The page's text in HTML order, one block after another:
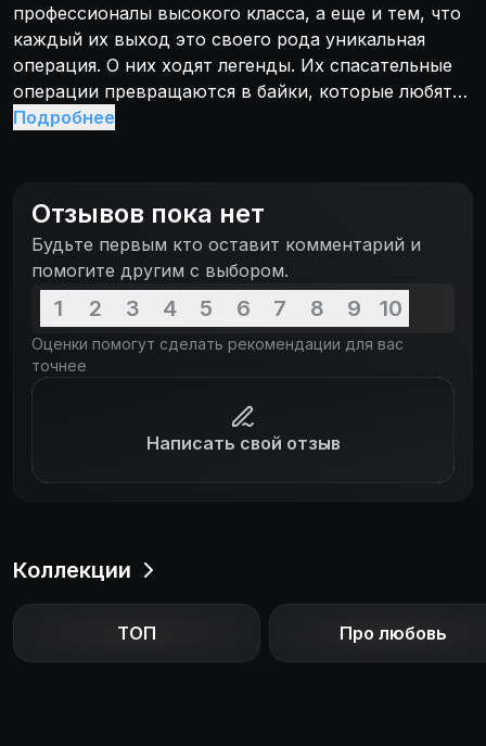
профессионалы высокого класса, а еще и тем, что
каждый их выход это своего рода уникальная
операция. О них ходят легенды. Их спасательные
операции превращаются в байки, которые любят
рассказывать у костра новичкам. Дело в том, что
анекдотом. Рутину подвигов отряда 42-21
нарушает прибытие молодого специалиста
Александра Грека.
Подробнее
Отзывов пока нет
Будьте первым кто оставит комментарий и
помогите другим с выбором.
1 2 3 4 5 6 7 8 9 10
Оценки помогут сделать рекомендации для вас
точнее
Написать свой отзыв
Коллекции
ТОП Про любовь